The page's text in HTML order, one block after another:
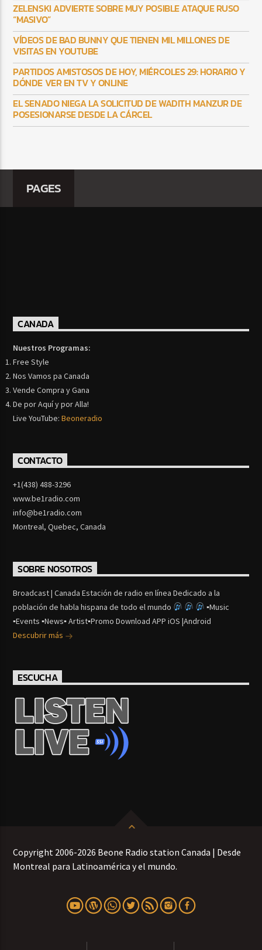
ZELENSKI ADVIERTE SOBRE MUY POSIBLE ATAQUE RUSO
“MASIVO”
VÍDEOS DE BAD BUNNY QUE TIENEN MIL MILLONES DE
VISITAS EN YOUTUBE
PARTIDOS AMISTOSOS DE HOY, MIÉRCOLES 29: HORARIO Y
DÓNDE VER EN TV Y ONLINE
EL SENADO NIEGA LA SOLICITUD DE WADITH MANZUR DE
POSESIONARSE DESDE LA CÁRCEL
PAGES
CANADA
Nuestros Programas:
Free Style
Nos Vamos pa Canada
Vende Compra y Gana
De por Aquí y por Alla!
Live YouTube:Beoneradio
CONTACTO
+1(438) 488-3296
www.be1radio.com
info@be1radio.com
Montreal, Quebec, Canada
SOBRE NOSOTROS
Broadcast | Canada Estación de radio en línea Dedicado a la
población de habla hispana de todo el mundo
▪Music
▪Events ▪News▪ Artist▪Promo Download APP iOS |Android
Descubrir más
ESCUCHA
Copyright 2006-2026 Beone Radio station Canada | Desde
Montreal para Latinoamérica y el mundo.